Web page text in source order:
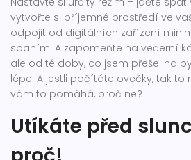
vytvořte si příjemné prostředí ve
odpojit od digitálních zařízení
spaním. A zapomeňte na večerní
ale od té doby, co jsem přešel na
lépe. A jestli počítáte ovečky, tak to
vám to pomáhá, proč ne?
Utíkáte před